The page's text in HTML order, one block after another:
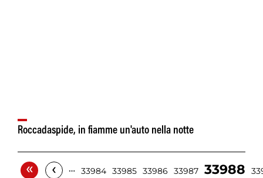
Roccadaspide, in fiamme un'auto nella notte
« ‹ … 33984 33985 33986 33987 33988